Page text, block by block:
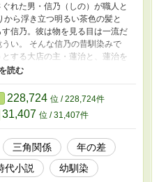
れた男・信乃（しの）が職人と
ら浮き立つ明るい茶色の髪と
信乃。彼は物を見る目は一流だ
い。 そんな信乃の昔馴染みで
する大店の主・蓮治と、蓮治を
れている三津弥。 三津弥の幼
、その付き人をしている駆け出
人が絡みます。 なんちゃって
はバイだけど男とくっつく）ば
ています。 エロはちょいちょ
予定です。 ※R−18話は記載し
出てくるかもしれないので苦手
げた小説をだいぶ加筆修正し
228,724 位 / 228,724件
31,407 位 / 31,407件
三角関係
年の差
代小説 幼馴染